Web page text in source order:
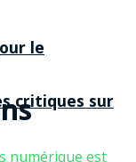
le
critiques sur